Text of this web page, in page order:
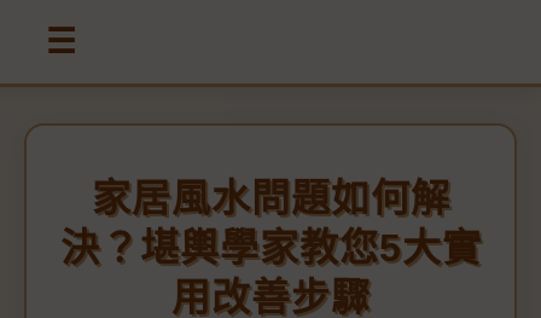
☰
家居風水問題如何解
決？堪輿學家教您5大實
用改善步驟